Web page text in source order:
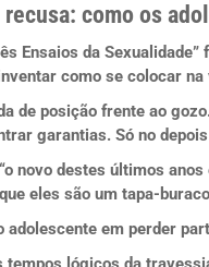
como os
Ensaios da
como se colocar
de posição frente ao
garantias. Só no
novo destes últimos
eles são um tapa-
adolescente em perder